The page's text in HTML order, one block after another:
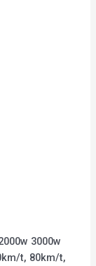
3000w
t, 80km/t,